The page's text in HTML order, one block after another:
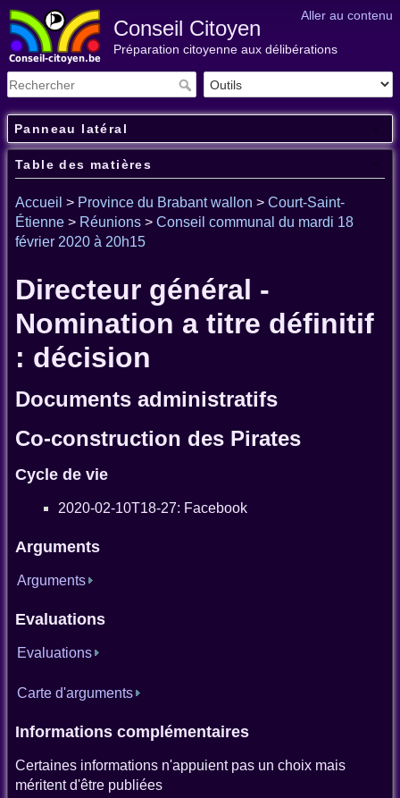
Aller au contenu
Conseil Citoyen
Préparation citoyenne aux délibérations
Panneau latéral
Table des matières
Accueil > Province du Brabant wallon > Court-Saint-
Étienne > Réunions > Conseil communal du mardi 18
février 2020 à 20h15
Directeur général -
Nomination a titre définitif
: décision
Documents administratifs
Co-construction des Pirates
Cycle de vie
2020-02-10T18-27: Facebook
Arguments
Arguments
Evaluations
Evaluations
Carte d'arguments
Informations complémentaires
Certaines informations n'appuient pas un choix mais
méritent d'être publiées